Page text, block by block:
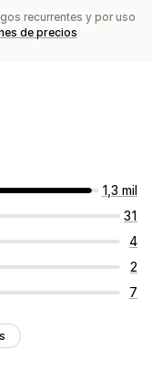
recurrentes y por uso
de precios
1,3 mil
31
4
2
7